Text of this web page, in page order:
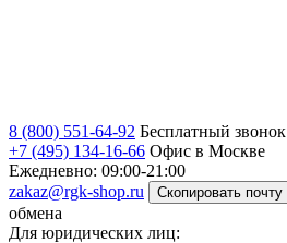
8 (800) 551-64-92 Бесплатный звонок
+7 (495) 134-16-66 Офис в Москве
Ежедневно: 09:00-21:00
zakaz@rgk-shop.ru
Скопировать почту
обмена
Для юридических лиц: